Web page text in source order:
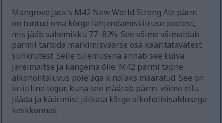
Mangrove Jack's M42 New World Strong Ale pärm
on tuntud oma kõrge lahjendamiskiiruse poolest,
mis jääb vahemikku 77–82%. See võime võimaldab
pärmil tarbida märkimisväärse osa kääritatavatest
suhkrutest. Selle tulemusena annab see kuiva
järelmaitse ja kangema õlle. M42 pärmi täpne
alkoholitaluvus pole aga kindlaks määratud. See on
kriitiline tegur, kuna see määrab pärmi võime ellu
jääda ja käärimist jätkata kõrge alkoholisisaldusega
keskkonnas.